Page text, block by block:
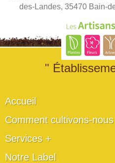
des-Landes, 35470 Bain-
"
Accueil
Comment cultivons-nous
Services +
Notre Label